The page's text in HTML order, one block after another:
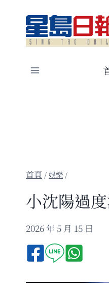
content
/娛樂 /
小沈陽過
2026 年 5 月 15 日